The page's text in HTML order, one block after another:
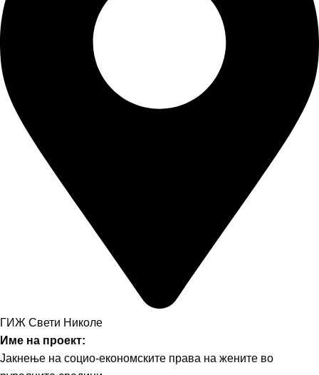
ГИЖ Свети Николе
Име на проект:
Јакнење на социо-економските права на жените во